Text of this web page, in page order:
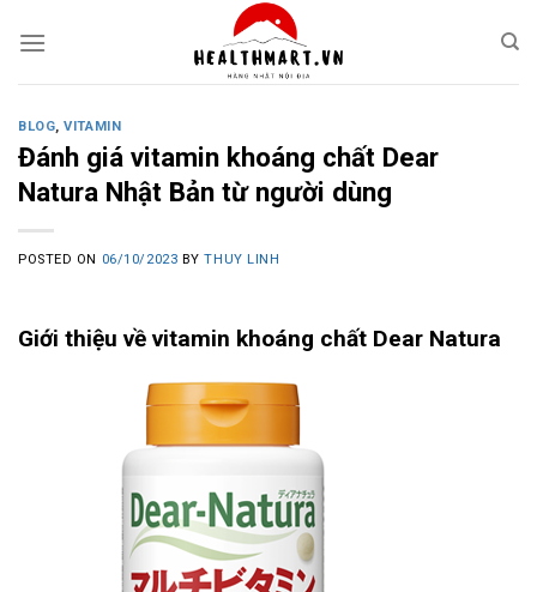
BLOG,VITAMIN
Đánh giá vitamin khoáng chất Dear
Natura Nhật Bản từ người dùng
POSTED ON 06/10/2023 BYTHUY LINH
Giới thiệu về vitamin khoáng chất Dear Natura